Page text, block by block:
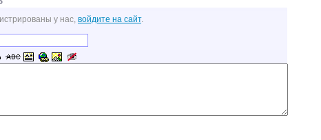
у нас, войдите на сайт.